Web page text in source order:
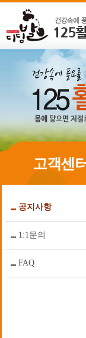
고객센터
공지사항
1:1문의
FAQ